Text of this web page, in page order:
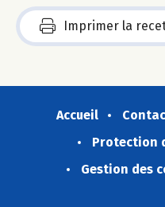
Imprimer la
Accueil
Protection
Gestion des